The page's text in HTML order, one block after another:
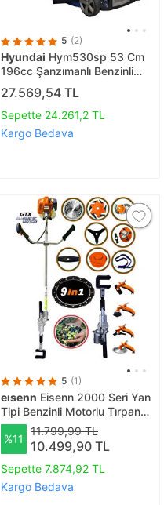
5 (2)
Hyundai Hym530sp 53 Cm
196cc Şanzımanlı Benzinli
Çim Biçme Makinası
27.569,54 TL
Sepette 24.261,2 TL
Kargo Bedava
5 (1)
eısenn Eisenn 2000 Seri Yan
Tipi Benzinli Motorlu Tırpan +
Zeytin Badem Hasat
Makinası 10 Parça Özel Set
%11
11.799,99 TL
10.499,90 TL
Sepette 7.874,92 TL
Kargo Bedava